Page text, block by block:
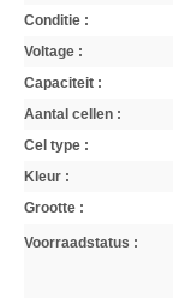
Conditie :
Voltage :
Capaciteit :
Aantal cellen :
Cel type :
Kleur :
Grootte :
Voorraadstatus :